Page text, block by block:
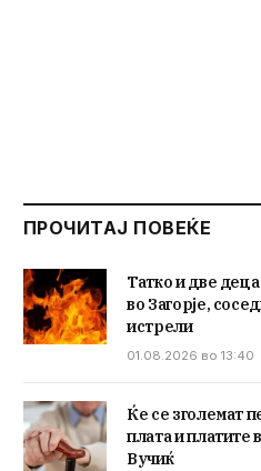
ПРОЧИТАЈ ПОВЕЌЕ
Татко и две
во Загорје,
истрели
01.08.2026 во 13:40
Ќе се зголемат
плата и платите
Вучиќ